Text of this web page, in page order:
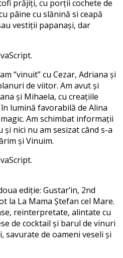
prăjiți, cu porții cochete de
pâine cu slănină si ceapă
vestiții papanași, dar
“vinuit” cu Cezar, Adriana și
de viitor. Am avut și
și Mihaela, cu creațiile
lumină favorabilă de Alina
Am schimbat informații
nici nu am sesizat când s-a
și Vinuim.
ediție: Gustar’in, 2nd
la La Mama Ștefan cel Mare.
reinterpretate, alintate cu
de cocktail și barul de vinuri
savurate de oameni veseli și